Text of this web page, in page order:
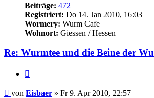
Beiträge: 472
Registriert: Do 14. Jan 2010, 16:03
Wormery: Wurm Cafe
Wohnort: Giessen / Hessen
Re: Wurmtee und die Beine der
Beitrag
von Eisbaer » Fr 9. Apr 2010, 22:57